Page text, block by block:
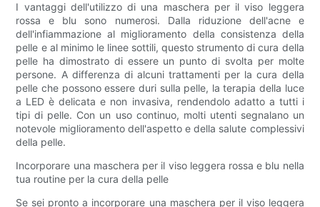
I vantaggi dell'utilizzo di una maschera per il viso leggera
rossa e blu sono numerosi. Dalla riduzione dell'acne e
dell'infiammazione al miglioramento della consistenza della
pelle e al minimo le linee sottili, questo strumento di cura della
pelle ha dimostrato di essere un punto di svolta per molte
persone. A differenza di alcuni trattamenti per la cura della
pelle che possono essere duri sulla pelle, la terapia della luce
a LED è delicata e non invasiva, rendendolo adatto a tutti i
tipi di pelle. Con un uso continuo, molti utenti segnalano un
notevole miglioramento dell'aspetto e della salute complessivi
della pelle.
Incorporare una maschera per il viso leggera rossa e blu nella
tua routine per la cura della pelle
Se sei pronto a incorporare una maschera per il viso leggera